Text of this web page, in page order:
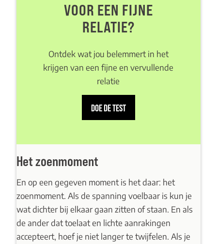
VOOR EEN FIJNE
RELATIE?
Ontdek wat jou belemmert in het
krijgen van een fijne en vervullende
relatie
DOE DE TEST
Het zoenmoment
En op een gegeven moment is het daar: het
zoenmoment. Als de spanning voelbaar is kun je
wat dichter bij elkaar gaan zitten of staan. En als
de ander dat toelaat en lichte aanrakingen
accepteert, hoef je niet langer te twijfelen. Als je